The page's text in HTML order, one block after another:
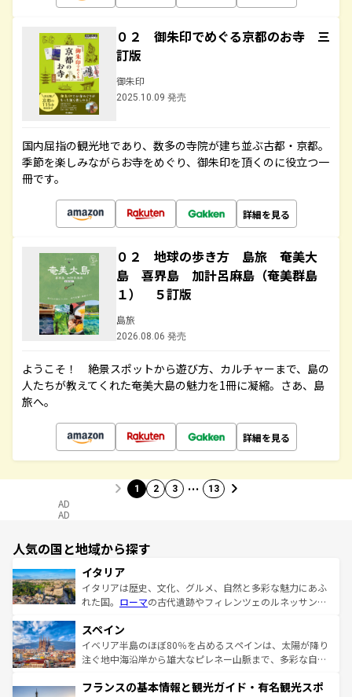
０２ 御朱印でめぐる京都のお寺 三
訂版
御朱印
2025.10.09 発売
国内屈指の観光地であり、数多の寺院が建ち並ぶ古都・京都。
季節を楽しみながらお寺をめぐり、御朱印を頂くのに役立つ一
冊です。
詳細を見る
０２ 地球の歩き方 島旅 奄美大
島 喜界島 加計呂麻島（奄美群島
１） ５訂版
島旅
2026.08.06 発売
ようこそ！ 絶景スポットから遊び方、カルチャーまで、島の
人たちが教えてくれた奄美大島の魅力を1冊に凝縮。さあ、島
旅へ。
詳細を見る
1 2 3 … 13
AD
AD
人気の国と地域から探す
イタリア
イタリアは歴史、文化、グルメ、自然と多彩な魅力にあふ
れた国。 ローマの古代遺跡やフィレンツェのルネッサンス
ろん、トスカーナの美しい田園風景やアマルフィ海岸の絶
景など、自然景観も見逃せない。観光の合間には、本場の
ピザやパスタなど、絶品のイタリア料理を堪能することも
ませてくれるイタリアで、忘れられない旅をしてみよう！
スペイン
イベリア半島のほぼ80％を占めるスペインは、太陽が降り
注ぐ地中海沿岸から雄大なピレネー山脈まで、多彩な自然
文化が根付くこの国では、情熱的なフラメンコ、熱気あふ
フランスの基本情報と観光ガイド・有名観光スポ